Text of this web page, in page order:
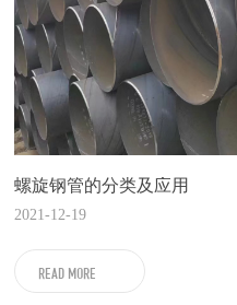
螺旋钢管的分类及应用
2021-12-19
READ MORE